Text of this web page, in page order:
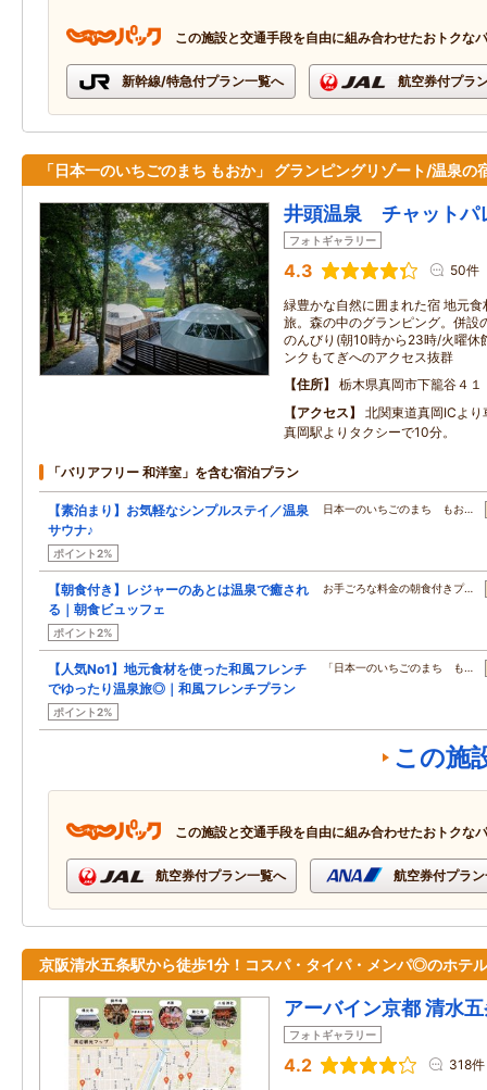
この施設と交通手段を自由に組み合わせたおトクな
新幹線/特急付プラン一覧へ 航空券付プラ
「日本一のいちごのまち もおか」 グランピングリゾート/温泉の
井頭温泉 チャットパ
フォトギャラリー
4.3 50件
緑豊かな自然に囲まれた宿 地元
旅。森の中のグランピング。併設
のんびり(朝10時から23時/火曜休
ンクもてぎへのアクセス抜群
住所
栃木県真岡市下籠谷４１
アクセス
北関東道真岡ICよ
真岡駅よりタクシーで10分。
「バリアフリー 和洋室」を含む宿泊プラン
【素泊まり】お気軽なシンプルステイ／温泉
サウナ♪
ポイント2%
日本一のいちごのまち もお…
【朝食付き】レジャーのあとは温泉で癒され
る｜朝食ビュッフェ
ポイント2%
お手ごろな料金の朝食付きプ…
【人気No1】地元食材を使った和風フレンチ
でゆったり温泉旅◎｜和風フレンチプラン
ポイント2%
「日本一のいちごのまち も…
この施
この施設と交通手段を自由に組み合わせたおトクな
航空券付プラン一覧へ 航空券付プラ
京阪清水五条駅から徒歩1分！コスパ・タイパ・メンパ◎のホテ
アーバイン京都 清水
フォトギャラリー
4.2 318件